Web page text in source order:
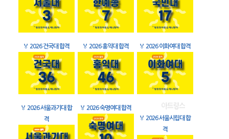
🏅 2026 건국대 합격 🏅 2026 홍익대 합격 🏅 2026 이화여대 합격
🏅 2026 서울과기대 합
격
🏅 2026 숙명여대 합격
🏅 2026 서울시립대 합
격